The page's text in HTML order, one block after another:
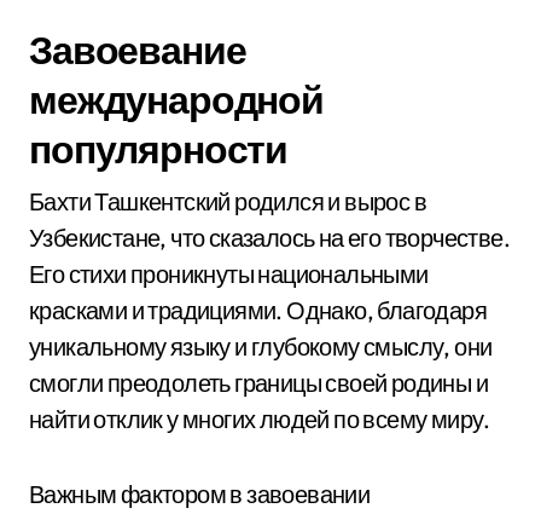
Завоевание
международной
популярности
Бахти Ташкентский родился и вырос в
Узбекистане, что сказалось на его творчестве.
Его стихи проникнуты национальными
красками и традициями. Однако, благодаря
уникальному языку и глубокому смыслу, они
смогли преодолеть границы своей родины и
найти отклик у многих людей по всему миру.
Важным фактором в завоевании